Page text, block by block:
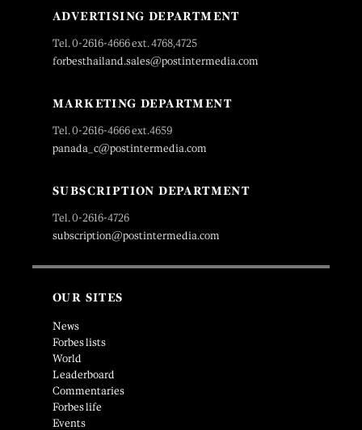
ADVERTISING DEPARTMENT
Tel. 0-2616-4666 ext. 4768,4725
forbesthailand.sales@postintermedia.com
MARKETING DEPARTMENT
Tel. 0-2616-4666 ext.4659
panada_c@postintermedia.com
SUBSCRIPTION DEPARTMENT
Tel. 0-2616-4726
subscription@postintermedia.com
OUR SITES
News
Forbes lists
World
Leaderboard
Commentaries
Forbes life
Events